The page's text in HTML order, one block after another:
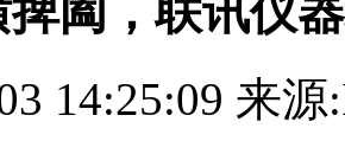
阖，联讯仪
14:25:09 来源